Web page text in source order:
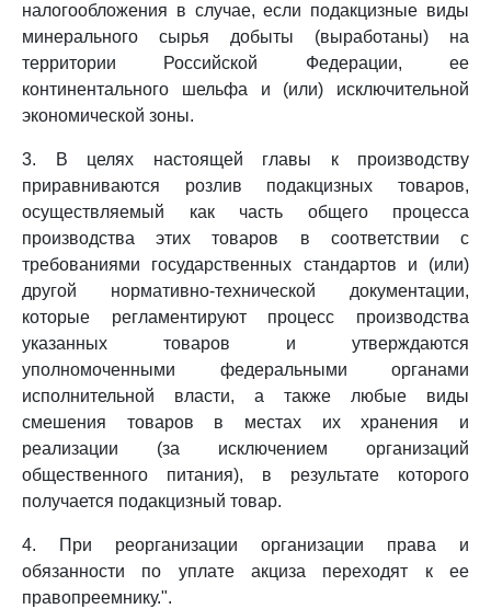
налогообложения в случае, если подакцизные виды
минерального сырья добыты (выработаны) на
территории Российской Федерации, ее
континентального шельфа и (или) исключительной
экономической зоны.
3. В целях настоящей главы к производству
приравниваются розлив подакцизных товаров,
осуществляемый как часть общего процесса
производства этих товаров в соответствии с
требованиями государственных стандартов и (или)
другой нормативно-технической документации,
которые регламентируют процесс производства
указанных товаров и утверждаются
уполномоченными федеральными органами
исполнительной власти, а также любые виды
смешения товаров в местах их хранения и
реализации (за исключением организаций
общественного питания), в результате которого
получается подакцизный товар.
4. При реорганизации организации права и
обязанности по уплате акциза переходят к ее
правопреемнику.".